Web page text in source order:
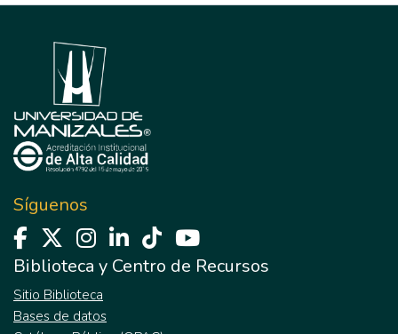
Síguenos
Biblioteca y Centro de Recursos
Sitio Biblioteca
Bases de datos